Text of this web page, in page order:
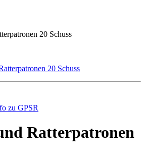
20 Schuss
Ratterpatronen